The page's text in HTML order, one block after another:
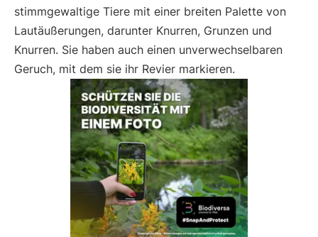
stimmgewaltige Tiere mit einer breiten Palette von
Lautäußerungen, darunter Knurren, Grunzen und
Knurren. Sie haben auch einen unverwechselbaren
Geruch, mit dem sie ihr Revier markieren.